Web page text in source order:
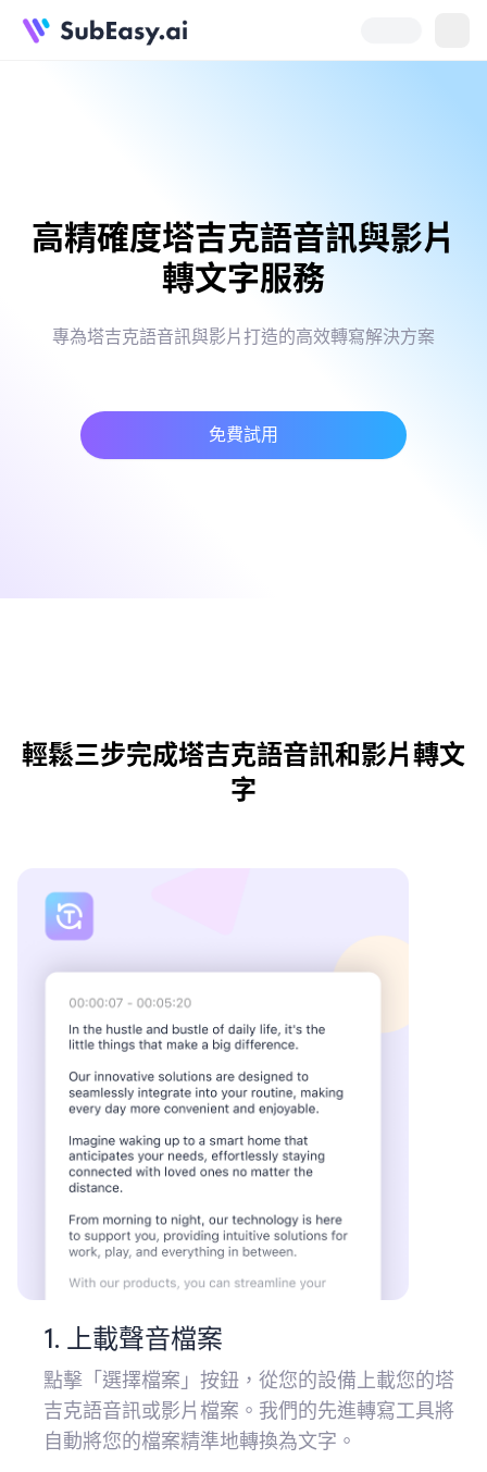
高精確度塔吉克語音訊與影片
轉文字服務
專為塔吉克語音訊與影片打造的高效轉寫解決方案
免費試用
輕鬆三步完成塔吉克語音訊和影片轉文
字
1. 上載聲音檔案
點擊「選擇檔案」按鈕，從您的設備上載您的塔
吉克語音訊或影片檔案。我們的先進轉寫工具將
自動將您的檔案精準地轉換為文字。